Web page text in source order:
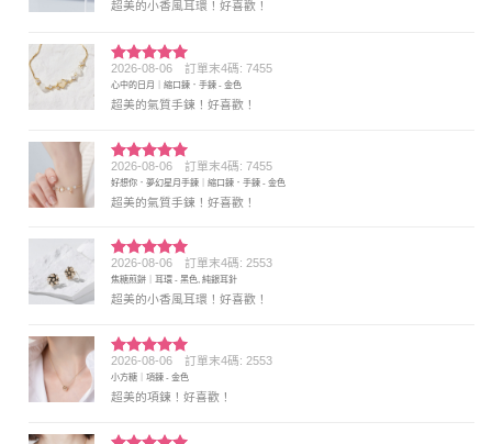
超美的小香風耳環！好喜歡！
評分5 滿
分 5
2026-08-06 訂單末4碼: 7455
心中的日月｜縮口鍊．手鍊 - 金色
超美的氣質手鍊！好喜歡！
評分5滿
分 5
2026-08-06 訂單末4碼: 7455
好想你．夢幻星月手鍊｜縮口鍊．手鍊 - 金色
超美的氣質手鍊！好喜歡！
評分5 滿
分 5
2026-08-06 訂單末4碼: 2553
焦糖煎餅｜耳環 - 黑色, 純銀耳針
超美的小香風耳環！好喜歡！
評分5 滿
分 5
2026-08-06 訂單末4碼: 2553
小方糖｜項鍊 - 金色
超美的項鍊！好喜歡！